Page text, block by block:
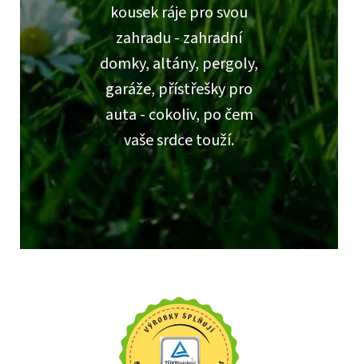
kousek ráje pro svou
zahradu - zahradní
domky, altány, pergoly,
garáže, přístřešky pro
auta - cokoliv, po čem
vaše srdce touží.